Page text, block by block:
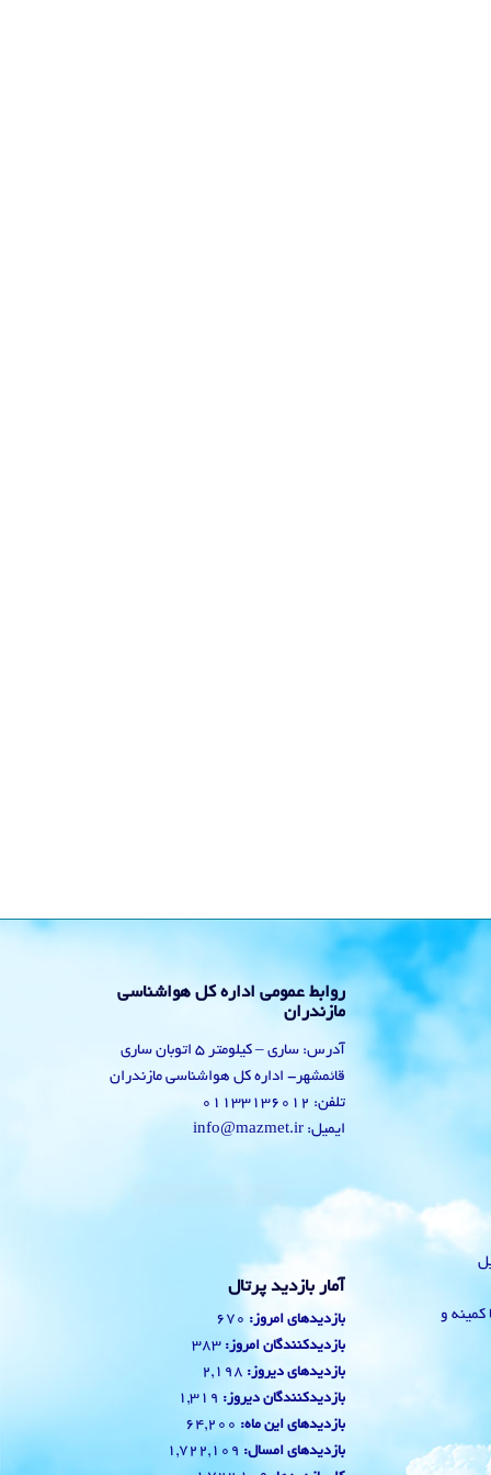
با کمینه و
روابط عمومی اداره کل هواشناسی
مازندران
آدرس: ساری – کیلومتر 5 اتوبان ساری
قائمشهر- اداره کل هواشناسی مازندران
تلفن: 01133136012
ایمیل: info@mazmet.ir
آمار بازدید پرتال
بازدیدهای امروز: 670
بازدیدکنندگان امروز: 383
بازدیدهای دیروز: 2,198
بازدیدکنندگان دیروز: 1,319
بازدیدهای این ماه: 64,200
بازدیدهای امسال: 1,722,109